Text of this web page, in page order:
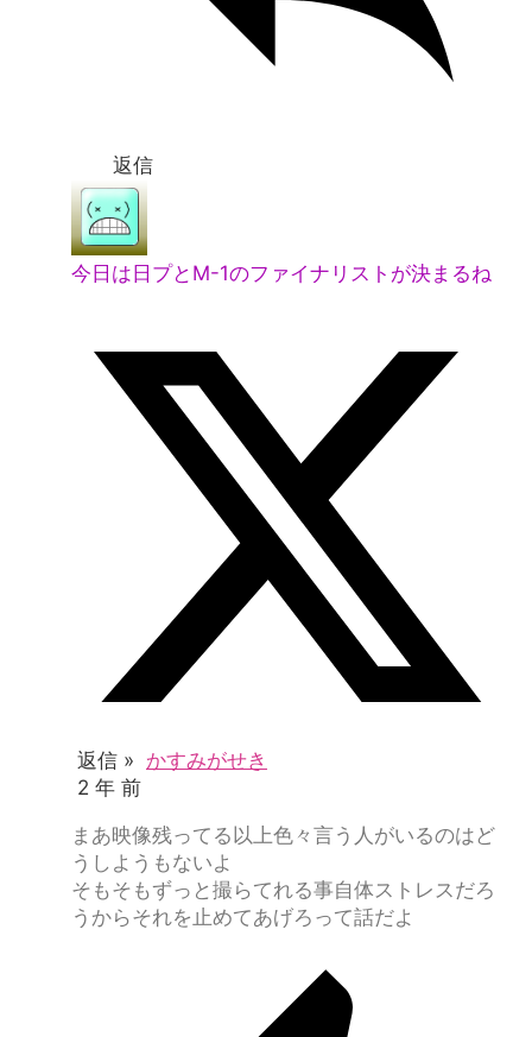
返信
今日は日プとM-1のファイナリストが決まるね
返信 » かすみがせき
2 年 前
まあ映像残ってる以上色々言う人がいるのはど
うしようもないよ
そもそもずっと撮らてれる事自体ストレスだろ
うからそれを止めてあげろって話だよ